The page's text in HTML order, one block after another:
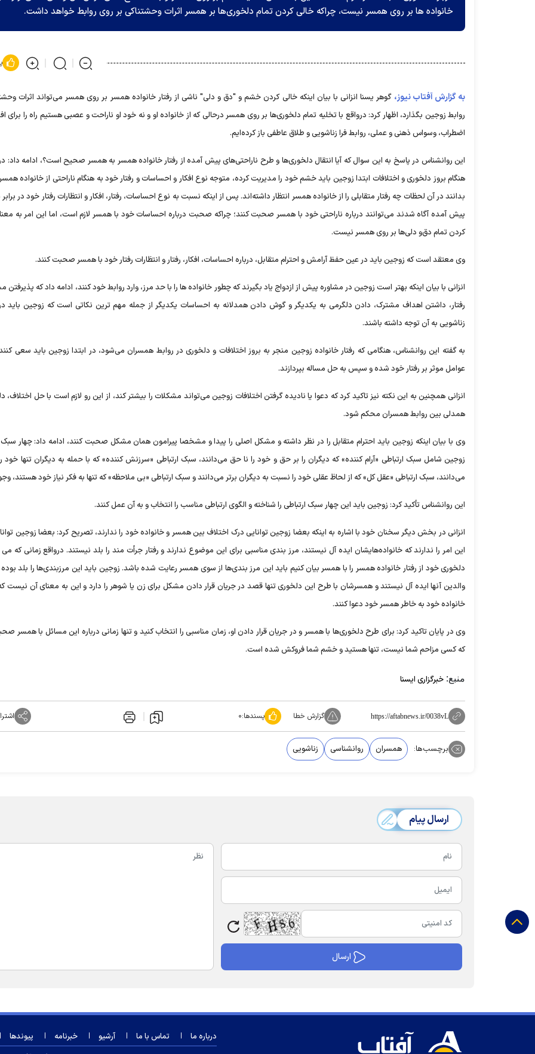
خانواده ها بر روی همسر نیست، چراکه خالی کردن تمام دلخوری‌ها بر همسر اثرات وحشتناکی بر روی روابط خواهد داشت.
به گزارش آفتاب نیوز، گوهر یسنا انزانی با بیان اینکه خالی کردن خشم و "دق و دلی" ناشی از رفتار خانواده همسر بر روی همسر می‌تواند اثرات
روابط زوجین بگذارد، اظهار کرد: درواقع با تخلیه تمام دلخوری‌ها بر روی همسر درحالی که از خانواده او و نه خود او ناراحت و عصبی هستیم راه را برای
اضطراب، وسواس ذهنی و عملی، روابط فرا زناشویی و طلاق عاطفی باز کرده‌ایم.
این روانشناس در پاسخ به این سوال که آیا انتقال دلخوری‌ها و طرح ناراحتی‌های پیش آمده از رفتار خانواده همسر به همسر صحیح است؟، ادامه داد:
هنگام بروز دلخوری و اختلافات ابتدا زوجین باید خشم خود را مدیریت کرده، متوجه نوع افکار و احساسات و رفتار خود به هنگام ناراحتی از خانواده
بدانند در آن لحظات چه رفتار متقابلی را از خانواده همسر انتظار داشته‌اند. پس از اینکه نسبت به نوع احساسات، رفتار، افکار و انتظارات رفتار خود در
پیش آمده آگاه شدند می‌توانند درباره ناراحتی خود با همسر صحبت کنند؛ چراکه صحبت درباره احساسات خود با همسر لازم است، اما این امر به
کردن تمام دق‌و دلی‌ها بر روی همسر نیست.
وی معتقد است که زوجین باید در عین حفظ آرامش و احترام متقابل، درباره احساسات، افکار، رفتار و انتظارات رفتار خود با همسر صحبت کنند.
انزانی با بیان اینکه بهتر است زوجین در مشاوره پیش از ازدواج یاد بگیرند که چطور خانواده ها را با حد مرز، وارد روابط خود کنند، ادامه داد که پذیرفتن
رفتار، داشتن اهداف مشترک، دادن دلگرمی به یکدیگر و گوش دادن همدلانه به احساسات یکدیگر از جمله مهم ترین نکاتی است که زوجین باید
زناشویی به آن توجه داشته باشند.
به گفته این روانشناس، هنگامی که رفتار خانواده زوجین منجر به بروز اختلافات و دلخوری در روابط همسران می‌شود، در ابتدا زوجین باید سعی
عوامل موثر بر رفتار خود شده و سپس به حل مساله بپردازند.
انزانی همچنین به این نکته نیز تاکید کرد که دعوا یا نادیده گرفتن اختلافات زوجین می‌تواند مشکلات را بیشتر کند، از این رو لازم است با حل اختلاف،
همدلی بین روابط همسران محکم شود.
وی با بیان اینکه زوجین باید احترام متقابل را در نظر داشته و مشکل اصلی را پیدا و مشخصا پیرامون همان مشکل صحبت کنند، ادامه داد: چهار سبک
زوجین شامل سبک ارتباطی «آرام کننده» که دیگران را بر حق و خود را نا حق می‌دانند، سبک ارتباطی «سرزنش کننده» که با حمله به دیگران تنها خود
می‌دانند، سبک ارتباطی «عقل کل» که از لحاظ عقلی خود را نسبت به دیگران برتر می‌دانند و سبک ارتباطی «بی ملاحظه» که تنها به فکر نیاز خود هستند،
این روانشناس تأکید کرد: زوجین باید این چهار سبک ارتباطی را شناخته و الگوی ارتباطی مناسب را انتخاب و به آن عمل کنند.
انزانی در بخش دیگر سخنان خود با اشاره به اینکه بعضا زوجین توانایی درک اختلاف بین همسر و خانواده خود را ندارند، تصریح کرد: بعضا زوجین
این امر را ندارند که خانواده‌هایشان ایده آل نیستند، مرز بندی مناسبی برای این موضوع ندارند و رفتار جرأت مند را بلد نیستند. درواقع زمانی که
دلخوری خود از رفتار خانواده همسر را با همسر بیان کنیم باید این مرز بندی‌ها از سوی همسر رعایت شده باشد. زوجین باید این مرزبندی‌ها را بلد
والدین آنها ایده آل نیستند و همسرشان با طرح این دلخوری تنها قصد در جریان قرار دادن مشکل برای زن یا شوهر را دارد و این به معنای آن نیست که
خانواده خود به خاطر همسر خود دعوا کنند.
وی در پایان تاکید کرد: برای طرح دلخوری‌ها با همسر و در جریان قرار دادن او، زمان مناسبی را انتخاب کنید و تنها زمانی درباره این مسائل با همسر
که کسی مزاحم شما نیست، تنها هستید و خشم شما فروکش شده است.
منبع: خبرگزاری ایسنا
https://aftabnews.ir/0038vL گزارش خطا پسندها:۰
برچسب‌ها: همسران روانشناسی زناشویی
ارسال پیام
درباره ما تماس با ما آرشیو خبرنامه پیوندها